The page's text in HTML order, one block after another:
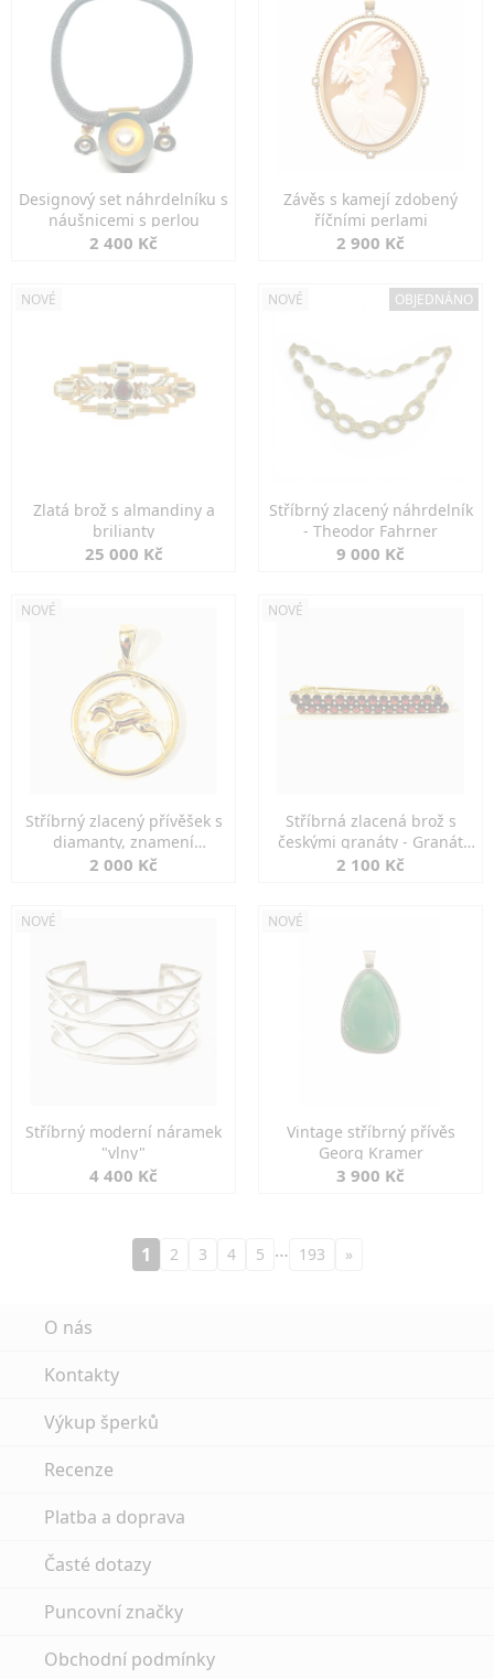
Designový set náhrdelníku s
náušnicemi s perlou
2 400 Kč
Závěs s kamejí zdobený
říčními perlami
2 900 Kč
NOVÉ
Zlatá brož s almandiny a
brilianty
25 000 Kč
NOVÉ OBJEDNÁNO
Stříbrný zlacený náhrdelník
- Theodor Fahrner
9 000 Kč
NOVÉ
Stříbrný zlacený přívěšek s
diamanty, znamení
KOZOROH
2 000 Kč
NOVÉ
Stříbrná zlacená brož s
českými granáty - Granát
Turnov
2 100 Kč
NOVÉ
Stříbrný moderní náramek
"vlny"
4 400 Kč
NOVÉ
Vintage stříbrný přívěs
Georg Kramer
3 900 Kč
1 2 3 4 5 … 193 »
O nás
Kontakty
Výkup šperků
Recenze
Platba a doprava
Časté dotazy
Puncovní značky
Obchodní podmínky